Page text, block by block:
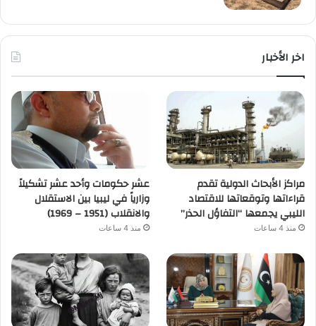
اخر الأخبار
مراكز الأبحاث الدولية تقدم
قراءاتها وتوقعاتها للاقتصاد
الليبي يجمعها “التفاؤل الحذر”
منذ 4 ساعات
عشر حكومات وأحد عشر تشكيلاً
وزارياً في ليبيا بين الاستقلال
والانقلاب (1951 – 1969)
منذ 4 ساعات